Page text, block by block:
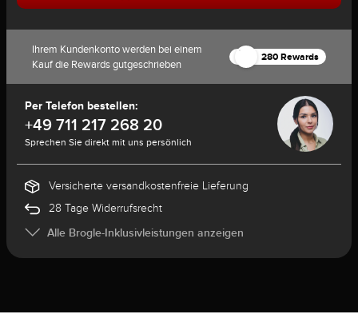
Ihrem Kundenkonto werden bei einem
Kauf die Rewards gutgeschrieben
280 Rewards
Per Telefon bestellen:
+49 711 217 268 20
Sprechen Sie direkt mit uns persönlich
Versicherte versandkostenfreie Lieferung
28 Tage Widerrufsrecht
Alle Brogle-Inklusivleistungen anzeigen